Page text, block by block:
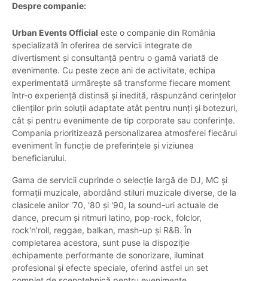
Despre companie:
Urban Events Official este o companie din România
specializată în oferirea de servicii integrate de
divertisment și consultanță pentru o gamă variată de
evenimente. Cu peste zece ani de activitate, echipa
experimentată urmărește să transforme fiecare moment
într-o experiență distinsă și inedită, răspunzând cerințelor
clienților prin soluții adaptate atât pentru nunți și botezuri,
cât și pentru evenimente de tip corporate sau conferințe.
Compania prioritizează personalizarea atmosferei fiecărui
eveniment în funcție de preferințele și viziunea
beneficiarului.
Gama de servicii cuprinde o selecție largă de DJ, MC și
formații muzicale, abordând stiluri muzicale diverse, de la
clasicele anilor '70, '80 și '90, la sound-uri actuale de
dance, precum și ritmuri latino, pop-rock, folclor,
rock'n'roll, reggae, balkan, mash-up și R&B. În
completarea acestora, sunt puse la dispoziție
echipamente performante de sonorizare, iluminat
profesional și efecte speciale, oferind astfel un set